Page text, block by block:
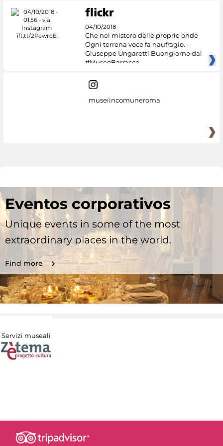
04/10/2018
Che nel mistero delle proprie onde
Ogni terrena voce fa naufragio. -
Giuseppe Ungaretti Buongiorno dal
#MuseoBarracco
museiincomuneroma
Eventos corporativos
Unique events in some of the most
extraordinary places in the world.
Find more
Servizi museali